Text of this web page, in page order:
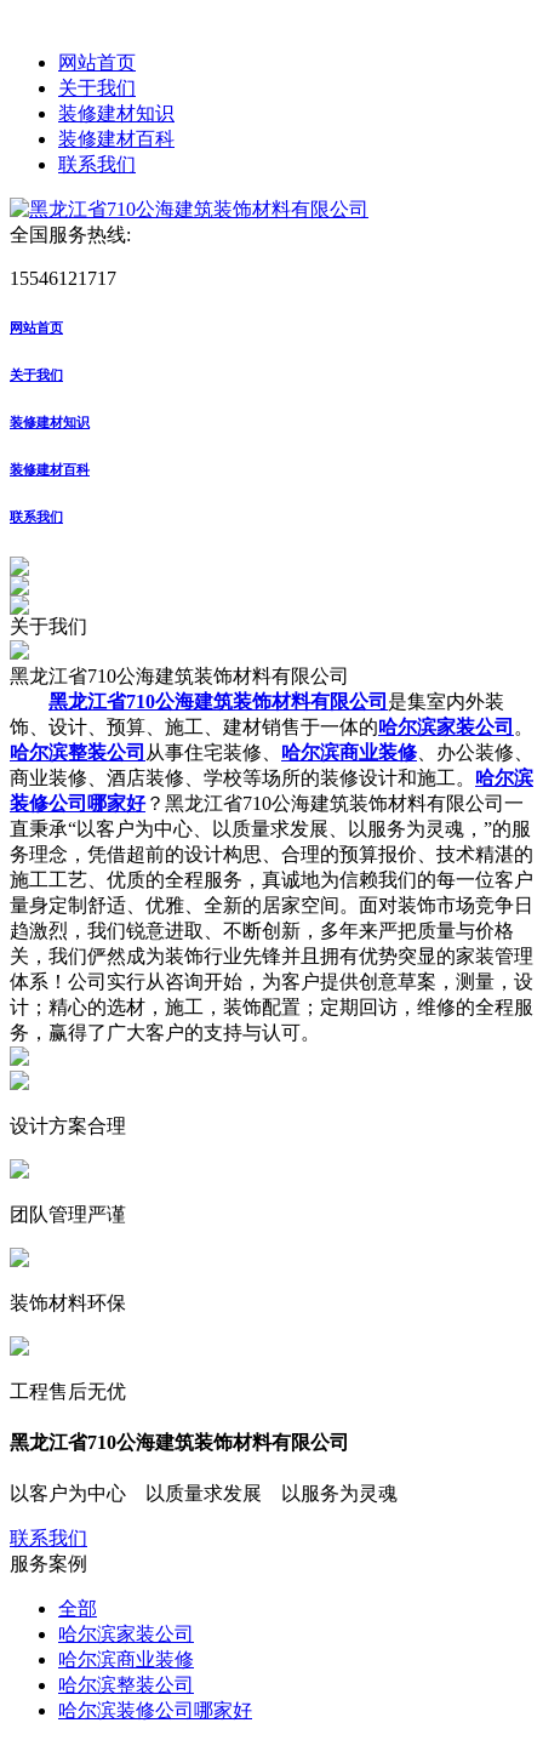
网站首页
关于我们
装修建材知识
装修建材百科
联系我们
全国服务热线:
15546121717
网站首页
关于我们
装修建材知识
装修建材百科
联系我们
关于我们
黑龙江省710公海建筑装饰材料有限公司
黑龙江省710公海建筑装饰材料有限公司 是集室内外装
饰、设计、预算、施工、建材销售于一体的哈尔滨家装公司 。
哈尔滨整装公司 从事住宅装修、 哈尔滨商业装修 、办公装修、
商业装修、酒店装修、学校等场所的装修设计和施工。 哈尔滨
装修公司哪家好？黑龙江省710公海建筑装饰材料有限公司一
直秉承“以客户为中心、以质量求发展、以服务为灵魂，”的服
务理念，凭借超前的设计构思、合理的预算报价、技术精湛的
施工工艺、优质的全程服务，真诚地为信赖我们的每一位客户
量身定制舒适、优雅、全新的居家空间。面对装饰市场竞争日
趋激烈，我们锐意进取、不断创新，多年来严把质量与价格
关，我们俨然成为装饰行业先锋并且拥有优势突显的家装管理
体系！公司实行从咨询开始，为客户提供创意草案，测量，设
计；精心的选材，施工，装饰配置；定期回访，维修的全程服
务，赢得了广大客户的支持与认可。
设计方案合理
团队管理严谨
装饰材料环保
工程售后无优
黑龙江省710公海建筑装饰材料有限公司
以客户为中心 以质量求发展 以服务为灵魂
联系我们
服务案例
全部
哈尔滨家装公司
哈尔滨商业装修
哈尔滨整装公司
哈尔滨装修公司哪家好